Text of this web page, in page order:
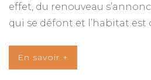
effet, du renouveau
qui se défont et l’habitat est
En savoir +